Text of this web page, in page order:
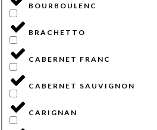
BOURBOULENC
BRACHETTO
CABERNET FRANC
CABERNET SAUVIGNON
CARIGNAN